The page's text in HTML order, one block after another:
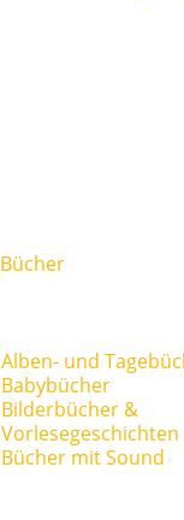
Bücher
Alben- und
Babybücher
Bilderbücher &
Vorlesegeschichten
Bücher mit Sound